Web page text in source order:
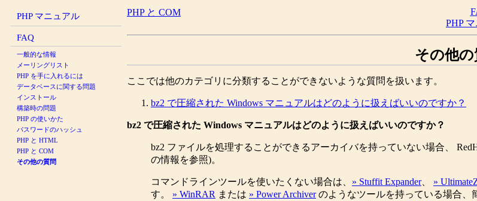
PHP マニュアル
FAQ
一般的な情報
メーリングリスト
PHP を手に入れるには
データベースに関する問題
インストール
構築時の問題
PHP の使いかた
パスワードのハッシュ
PHP と HTML
PHP と COM
その他の質問
PHP と COM
PHP
その他の
ここでは他のカテゴリに分類することができないような質問を扱います。
bz2 で圧縮された Windows マニュアルはどのように扱えばいいのですか？
bz2 で圧縮された Windows マニュアルはどのように扱えばいいのですか？
bz2 ファイルを処理することができるアーカイバを持っていない場合、
の情報を参照)。
コマンドラインツールを使いたくない場合は、 » Stuffit Expander、 »
す。 » WinRAR または » Power Archiverのようなツールを持っている場合、